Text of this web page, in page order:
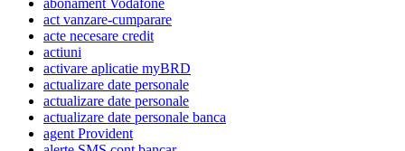
act vanzare-cumparare
acte necesare credit
actiuni
activare aplicatie myBRD
actualizare date personale
actualizare date personale
actualizare date personale banca
agent Provident